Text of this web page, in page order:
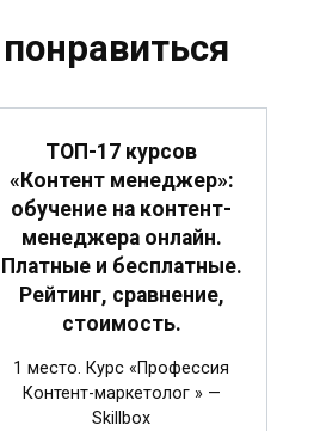
ТОП-17 курсов
«Контент менеджер»:
обучение на контент-
менеджера онлайн.
Платные и бесплатные.
Рейтинг, сравнение,
стоимость.
1 место. Курс «Профессия
Контент-маркетолог » —
Skillbox